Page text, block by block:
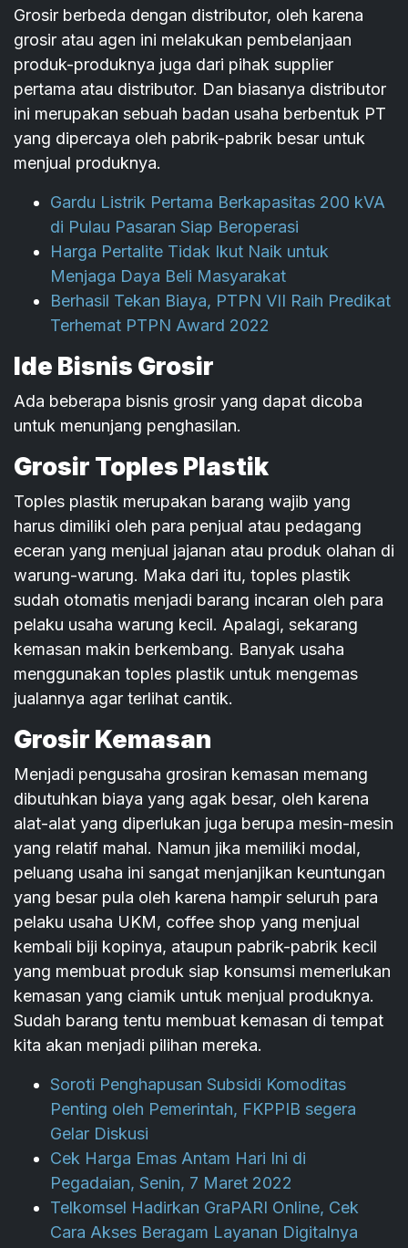
Grosir berbeda dengan distributor, oleh karena
grosir atau agen ini melakukan pembelanjaan
produk-produknya juga dari pihak supplier
pertama atau distributor. Dan biasanya distributor
ini merupakan sebuah badan usaha berbentuk PT
yang dipercaya oleh pabrik-pabrik besar untuk
menjual produknya.
Gardu Listrik Pertama Berkapasitas 200 kVA
di Pulau Pasaran Siap Beroperasi
Harga Pertalite Tidak Ikut Naik untuk
Menjaga Daya Beli Masyarakat
Berhasil Tekan Biaya, PTPN VII Raih Predikat
Terhemat PTPN Award 2022
Ide Bisnis Grosir
Ada beberapa bisnis grosir yang dapat dicoba
untuk menunjang penghasilan.
Grosir Toples Plastik
Toples plastik merupakan barang wajib yang
harus dimiliki oleh para penjual atau pedagang
eceran yang menjual jajanan atau produk olahan di
warung-warung. Maka dari itu, toples plastik
sudah otomatis menjadi barang incaran oleh para
pelaku usaha warung kecil. Apalagi, sekarang
kemasan makin berkembang. Banyak usaha
menggunakan toples plastik untuk mengemas
jualannya agar terlihat cantik.
Grosir Kemasan
Menjadi pengusaha grosiran kemasan memang
dibutuhkan biaya yang agak besar, oleh karena
alat-alat yang diperlukan juga berupa mesin-mesin
yang relatif mahal. Namun jika memiliki modal,
peluang usaha ini sangat menjanjikan keuntungan
yang besar pula oleh karena hampir seluruh para
pelaku usaha UKM, coffee shop yang menjual
kembali biji kopinya, ataupun pabrik-pabrik kecil
yang membuat produk siap konsumsi memerlukan
kemasan yang ciamik untuk menjual produknya.
Sudah barang tentu membuat kemasan di tempat
kita akan menjadi pilihan mereka.
Soroti Penghapusan Subsidi Komoditas
Penting oleh Pemerintah, FKPPIB segera
Gelar Diskusi
Cek Harga Emas Antam Hari Ini di
Pegadaian, Senin, 7 Maret 2022
Telkomsel Hadirkan GraPARI Online, Cek
Cara Akses Beragam Layanan Digitalnya